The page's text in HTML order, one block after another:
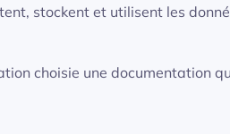
stockent et utilisent les
choisie une documentation